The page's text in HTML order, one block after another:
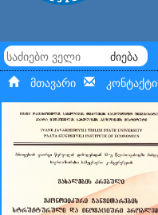
ძიება
მთავარი კონტაქტი